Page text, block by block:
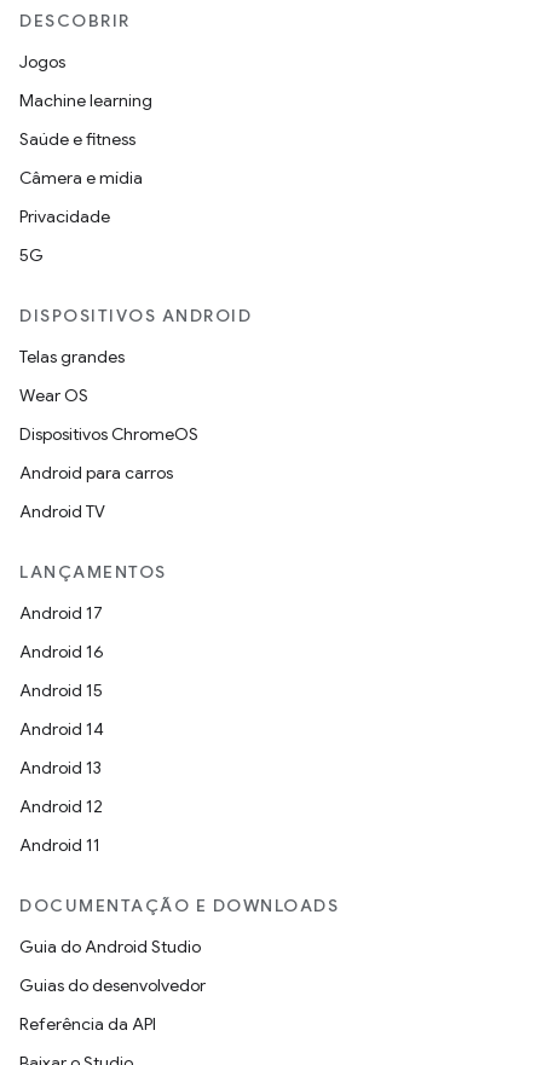
DESCOBRIR
Jogos
Machine learning
Saúde e fitness
Câmera e mídia
Privacidade
5G
DISPOSITIVOS ANDROID
Telas grandes
Wear OS
Dispositivos ChromeOS
Android para carros
Android TV
LANÇAMENTOS
Android 17
Android 16
Android 15
Android 14
Android 13
Android 12
Android 11
DOCUMENTAÇÃO E DOWNLOADS
Guia do Android Studio
Guias do desenvolvedor
Referência da API